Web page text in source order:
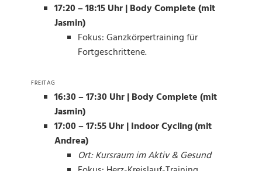
17:20 – 18:15 Uhr | Body Complete (mit
Jasmin)
Fokus: Ganzkörpertraining für
Fortgeschrittene.
FREITAG
16:30 – 17:30 Uhr | Body Complete (mit
Jasmin)
17:00 – 17:55 Uhr | Indoor Cycling (mit
Andrea)
Ort: Kursraum im Aktiv & Gesund